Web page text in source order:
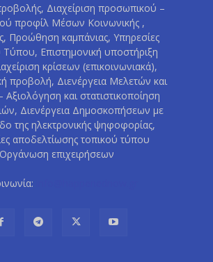
Διαχείριση προσωπικού –
προφίλ Μέσων Κοινωνικής ,
Προώθηση καμπάνιας, Υπηρεσίες
Επιστημονική υποστήριξη
κρίσεων (επικοινωνιακά),
προβολή, Διενέργεια Μελετών και
και στατιστικοποίηση
Διενέργεια Δημοσκοπήσεων με
της ηλεκτρονικής ψηφοφορίας,
αποδελτίωσης τοπικού τύπου
Οργάνωση επιχειρήσεων